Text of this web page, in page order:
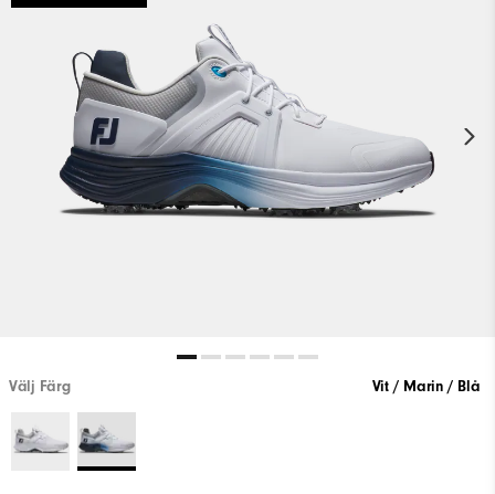
Välj Färg Vit / Marin / Blå